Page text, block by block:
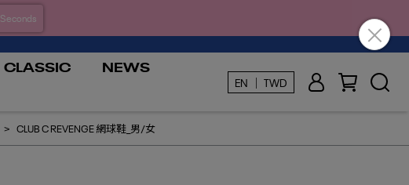
Seconds
CLASSIC
NEWS
EN ｜ TWD
CLUB C REVENGE 網球鞋_男/女